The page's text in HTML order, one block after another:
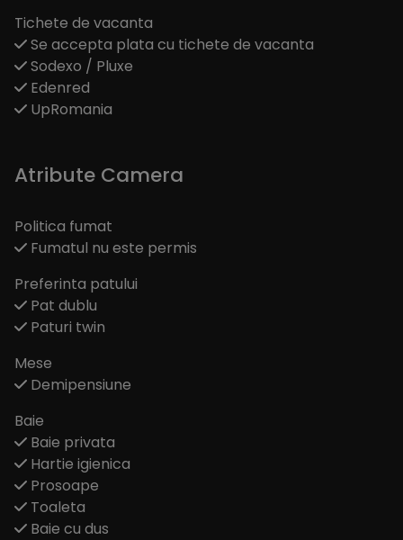
Tichete de vacanta
Se accepta plata cu tichete de vacanta
Sodexo / Pluxe
Edenred
UpRomania
Atribute Camera
Politica fumat
Fumatul nu este permis
Preferinta patului
Pat dublu
Paturi twin
Mese
Demipensiune
Baie
Baie privata
Hartie igienica
Prosoape
Toaleta
Baie cu dus